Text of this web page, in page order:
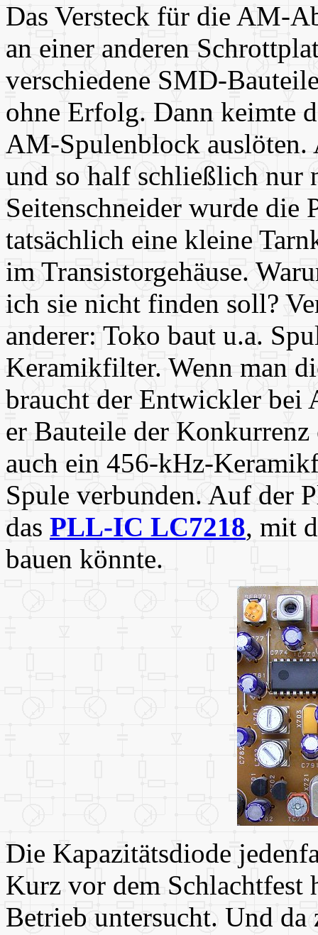
Das Versteck für die AM-
an einer anderen
verschiedene SMD-
ohne Erfolg. Dann keimte
AM-Spulenblock auslöten.
und so half schließlich nur
Seitenschneider wurde die
tatsächlich eine kleine
im Transistorgehäuse.
ich sie nicht finden soll?
anderer: Toko baut u.a.
Keramikfilter. Wenn man
braucht der Entwickler bei
er Bauteile der
auch ein 456-kHz-
Spule verbunden. Auf der
das PLL-IC LC7218, mit
bauen könnte.
Die Kapazitätsdiode
Kurz vor dem Schlachtfest
Betrieb untersucht. Und